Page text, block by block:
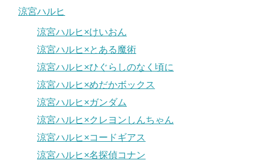
涼宮ハルヒ
涼宮ハルヒ×けいおん
涼宮ハルヒ×とある魔術
涼宮ハルヒ×ひぐらしのなく頃に
涼宮ハルヒ×めだかボックス
涼宮ハルヒ×ガンダム
涼宮ハルヒ×クレヨンしんちゃん
涼宮ハルヒ×コードギアス
涼宮ハルヒ×名探偵コナン